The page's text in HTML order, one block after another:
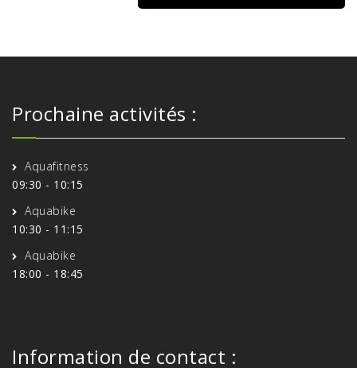
Prochaine activités :
Aquafitness
09:30 - 10:15
Aquabike
10:30 - 11:15
Aquabike
18:00 - 18:45
Information de contact :